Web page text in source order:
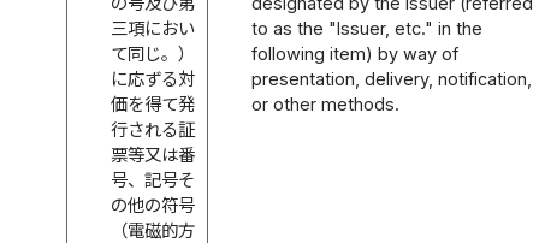
三項におい
て同じ。）
に応ずる対
価を得て発
行される証
票等又は番
号、記号そ
の他の符号
（電磁的方
to as the "Issuer, etc." in the
following item) by way of
presentation, delivery, notification,
or other methods.